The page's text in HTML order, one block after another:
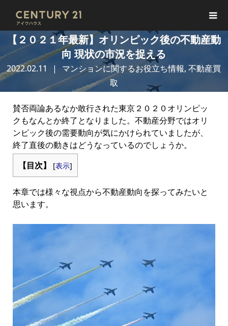
【２０２１年最新】オリンピック後の不動産動
向 現状の市況を捉える
2022.02.11 マンションに関するお役立ち情報,不動産買
取
賛否両論あるなか敢行された東京２０２０オリンピッ
クもなんとか終了となりました。不動産分野ではオリ
ンピック後の需要動向が気にかけられていましたが、
終了直後の動きはどうなっているのでしょうか。
【目次】
[表示]
本章では様々な視点から不動産動向を探ってみたいと
思います。